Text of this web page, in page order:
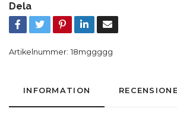
Dela
Artikelnummer: 18mggggg
INFORMATION